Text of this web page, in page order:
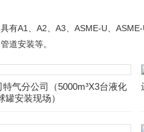
有A1、A2、A3、ASME-U、
道安装等。
气分公司（5000m³X3台液化
罐安装现场）